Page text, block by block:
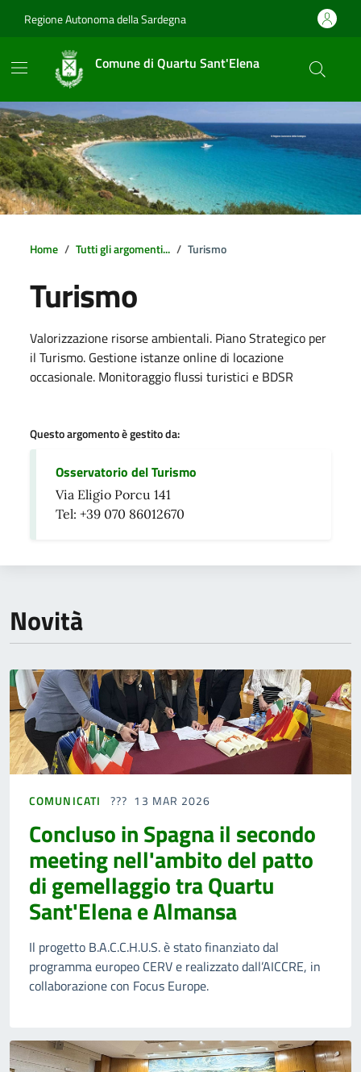
Regione Autonoma della Sardegna
Comune di Quartu Sant'Elena
Home Tutti gli argomenti... Turismo
Turismo
Dettagli della notizia
Valorizzazione risorse ambientali. Piano Strategico per
il Turismo. Gestione istanze online di locazione
occasionale. Monitoraggio flussi turistici e BDSR
Questo argomento è gestito da:
Osservatorio del Turismo
Via Eligio Porcu 141
Tel: +39 070 86012670
Novità
COMUNICATI 13 MAR 2026
Concluso in Spagna il secondo
meeting nell'ambito del patto
di gemellaggio tra Quartu
Sant'Elena e Almansa
Il progetto B.A.C.C.H.U.S. è stato finanziato dal
programma europeo CERV e realizzato dall’AICCRE, in
collaborazione con Focus Europe.